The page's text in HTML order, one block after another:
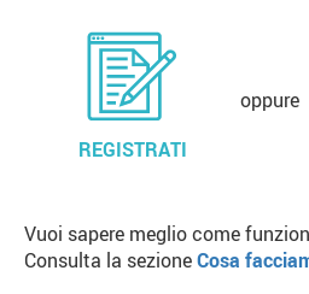
REGISTRATI
oppure
Vuoi sapere meglio come
Consulta la sezioneCosa